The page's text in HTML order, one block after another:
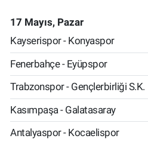
17 Mayıs, Pazar
Kayserispor - Konyaspor
Fenerbahçe - Eyüpspor
Trabzonspor - Gençlerbirliği S.K.
Kasımpaşa - Galatasaray
Antalyaspor - Kocaelispor